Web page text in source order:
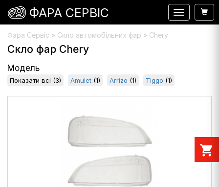
Фара Сервіс » Скло автомобільних фар » Chery
Скло фар Chery
Модель
Показати всі (3) Amulet (1) Arrizo (1) Tiggo (1)
Навигация
ФАРА СЕРВІС
shopping_cart